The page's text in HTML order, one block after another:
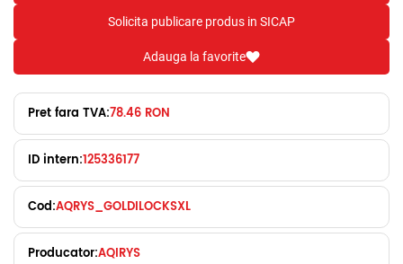
Solicita publicare produs in SICAP
Adauga la favorite
Pret fara TVA:78.46 RON
ID intern:125336177
Cod:AQRYS_GOLDILOCKSXL
Producator:AQIRYS